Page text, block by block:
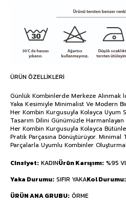
ÜRÜN ÖZELLIKLERI
Günlük Kombinlerde Merkeze Alınmak
Yaka Kesimiyle Minimalist Ve Modern
Her Kombin Kurgusuyla Kolayca Uyum
Tasarım Dilini Günümüzle
Her Kombin Kurgusuyla Kolayca
Pratik Parçasına Dönüştürüyor. Minimal
Parçalarla Uyumlu Kombinler
Cinsiyet KADINÜrün Karışımı %95
Yaka Durumu SIFIR YAKAKol Durumu
ÜRÜN ANA GRUBU ÖRME